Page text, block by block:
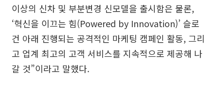
이상의 신차 및 부분변경 신모델을 출시함은 물론,
‘혁신을 이끄는 힘(Powered by Innovation)’ 슬로
건 아래 진행되는 공격적인 마케팅 캠페인 활동, 그리
고 업계 최고의 고객 서비스를 지속적으로 제공해 나
갈 것”이라고 말했다.